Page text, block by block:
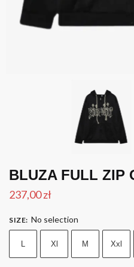
BLUZA FULL ZIP
237,00zł
SIZE: No selection
Xl M Xxl